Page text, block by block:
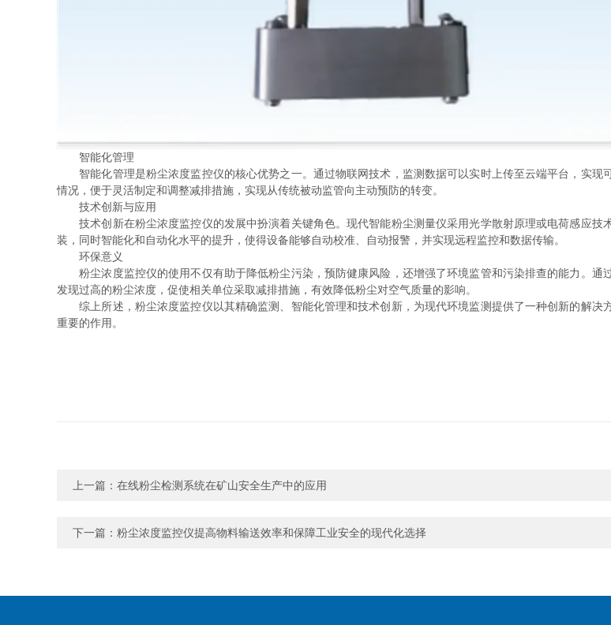
智能化管理
智能化管理是粉尘浓度监控仪的核心优势之一。通过物联网技术，监测数据可以实时上传至云端平台，实现
情况，便于灵活制定和调整减排措施，实现从传统被动监管向主动预防的转变。
技术创新与应用
技术创新在粉尘浓度监控仪的发展中扮演着关键角色。现代智能粉尘测量仪采用光学散射原理或电荷感应技
装，同时智能化和自动化水平的提升，使得设备能够自动校准、自动报警，并实现远程监控和数据传输。
环保意义
粉尘浓度监控仪的使用不仅有助于降低粉尘污染，预防健康风险，还增强了环境监管和污染排查的能力。通
发现过高的粉尘浓度，促使相关单位采取减排措施，有效降低粉尘对空气质量的影响。
综上所述，粉尘浓度监控仪以其精确监测、智能化管理和技术创新，为现代环境监测提供了一种创新的解决
重要的作用。
上一篇： 在线粉尘检测系统在矿山安全生产中的应用
下一篇： 粉尘浓度监控仪提高物料输送效率和保障工业安全的现代化选择